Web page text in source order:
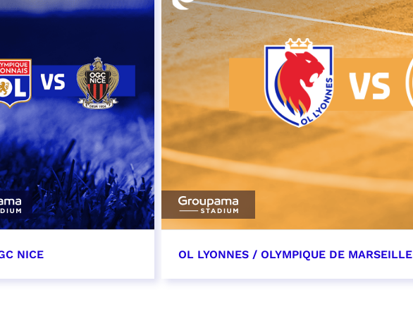
NICE OL LYONNES / OLYMPIQUE DE MARSEILLE